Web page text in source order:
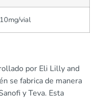
10mg/vial
por Eli Lilly and
se fabrica de manera
y Teva. Esta